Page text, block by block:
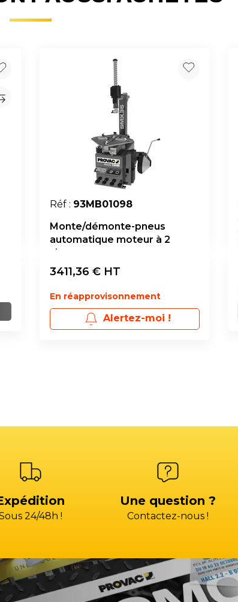
Réf : 93MB01098
Monte/démonte-pneus
automatique moteur à 2
vitesses
3411,36 € HT
En réapprovisonnement
Alertez-moi !
24/48h !
Une question ?
Contactez-nous !